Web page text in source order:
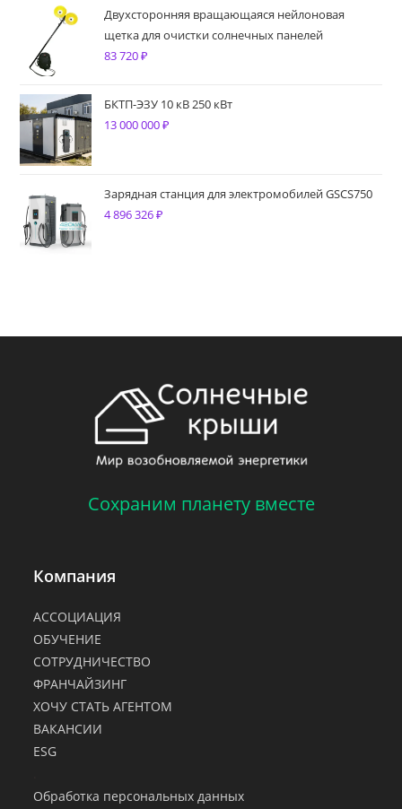
Двухсторонняя вращающаяся нейлоновая
щетка для очистки солнечных панелей
83 720₽
БКТП-ЭЗУ 10 кВ 250 кВт
13 000 000₽
Зарядная станция для электромобилей GSCS750
4 896 326₽
Сохраним планету вместе
Компания
АССОЦИАЦИЯ
ОБУЧЕНИЕ
СОТРУДНИЧЕСТВО
ФРАНЧАЙЗИНГ
ХОЧУ СТАТЬ АГЕНТОМ
ВАКАНСИИ
ESG
Обработка персональных данных